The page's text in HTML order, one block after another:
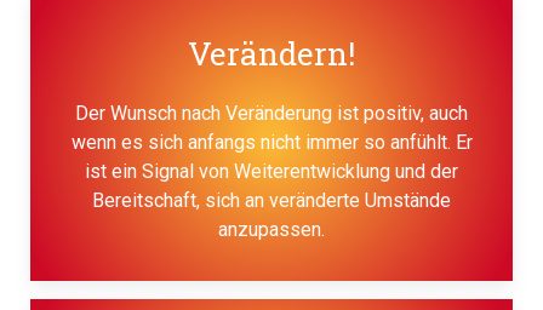
Verändern!
Der Wunsch nach Veränderung ist positiv, auch
wenn es sich anfangs nicht immer so anfühlt. Er
ist ein Signal von Weiterentwicklung und der
Bereitschaft, sich an veränderte Umstände
anzupassen.